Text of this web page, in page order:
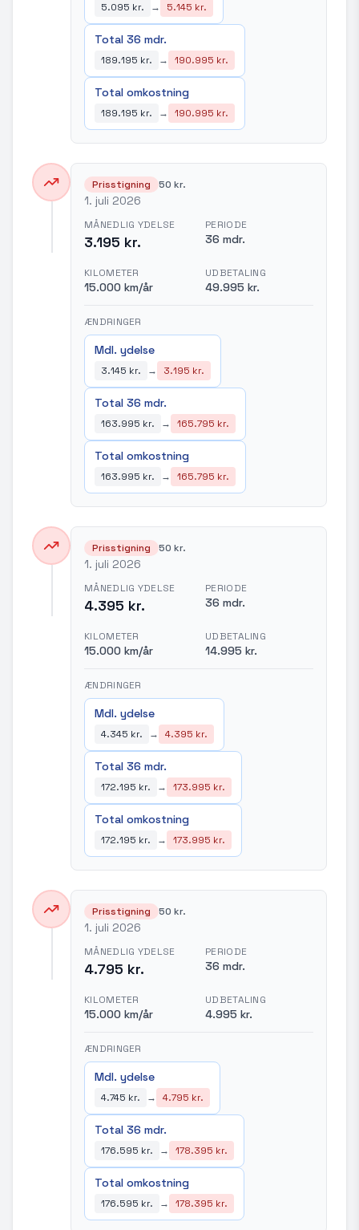
5.095 kr. → 5.145 kr.
Total 36 mdr.
189.195 kr. → 190.995 kr.
Total omkostning
189.195 kr. → 190.995 kr.
Prisstigning 50 kr.
1. juli 2026
MÅNEDLIG YDELSE
3.195 kr.
PERIODE
36 mdr.
KILOMETER
15.000 km/år
UDBETALING
49.995 kr.
ÆNDRINGER
Mdl. ydelse
3.145 kr. → 3.195 kr.
Total 36 mdr.
163.995 kr. → 165.795 kr.
Total omkostning
163.995 kr. → 165.795 kr.
Prisstigning 50 kr.
1. juli 2026
MÅNEDLIG YDELSE
4.395 kr.
PERIODE
36 mdr.
KILOMETER
15.000 km/år
UDBETALING
14.995 kr.
ÆNDRINGER
Mdl. ydelse
4.345 kr. → 4.395 kr.
Total 36 mdr.
172.195 kr. → 173.995 kr.
Total omkostning
172.195 kr. → 173.995 kr.
Prisstigning 50 kr.
1. juli 2026
MÅNEDLIG YDELSE
4.795 kr.
PERIODE
36 mdr.
KILOMETER
15.000 km/år
UDBETALING
4.995 kr.
ÆNDRINGER
Mdl. ydelse
4.745 kr. → 4.795 kr.
Total 36 mdr.
176.595 kr. → 178.395 kr.
Total omkostning
176.595 kr. → 178.395 kr.